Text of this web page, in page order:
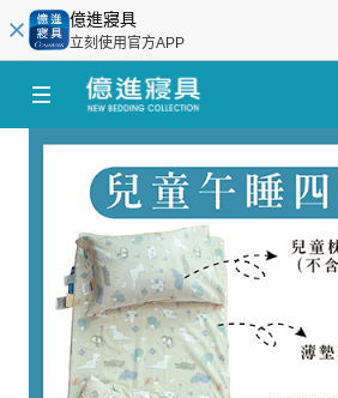
億進寢具
立刻使用官方APP